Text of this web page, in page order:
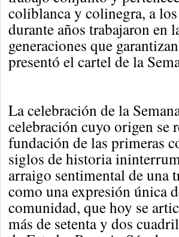
coliblanca y colinegra, a
durante años trabajaron en
generaciones que
presentó el cartel de la
La celebración de la
celebración cuyo origen
fundación de las primeras
siglos de historia
arraigo sentimental de una
como una expresión única
comunidad, que hoy se
más de setenta y dos